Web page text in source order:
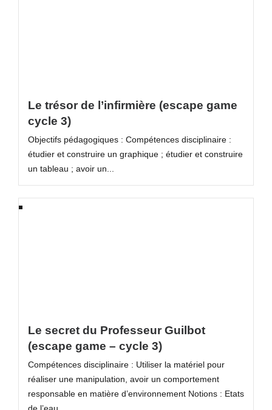
Le trésor de l’infirmière (escape game
cycle 3)
Objectifs pédagogiques : Compétences disciplinaire :
étudier et construire un graphique ; étudier et construire
un tableau ; avoir un...
Le secret du Professeur Guilbot
(escape game – cycle 3)
Compétences disciplinaire : Utiliser la matériel pour
réaliser une manipulation, avoir un comportement
responsable en matière d’environnement Notions : Etats
de l’eau,...